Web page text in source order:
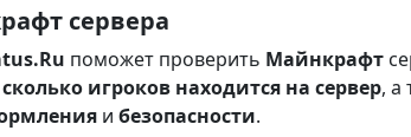
сервера
поможет проверить Майнкрафт
игроков находится на сервер, а
и безопасности.